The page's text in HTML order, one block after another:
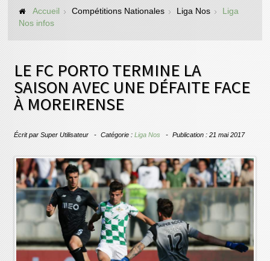
Accueil Compétitions Nationales Liga Nos
Liga
Nos infos
LE FC PORTO TERMINE LA
SAISON AVEC UNE DÉFAITE FACE
À MOREIRENSE
Écrit parSuper Utilisateur Catégorie :Liga Nos Publication : 21 mai 2017